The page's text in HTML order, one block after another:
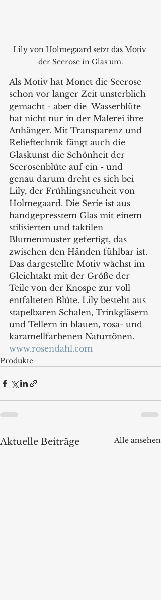
Lily von Holmegaard setzt das Motiv
der Seerose in Glas um.
Als Motiv hat Monet die Seerose
schon vor langer Zeit unsterblich
gemacht - aber die  Wasserblüte
hat nicht nur in der Malerei ihre
Anhänger. Mit Transparenz und
Relieftechnik fängt auch die
Glaskunst die Schönheit der
Seerosenblüte auf ein - und
genau darum dreht es sich bei
Lily, der Frühlingsneuheit von
Holmegaard. Die Serie ist aus
handgepresstem Glas mit einem
stilisierten und taktilen
Blumenmuster gefertigt, das
zwischen den Händen fühlbar ist.
Das dargestellte Motiv wächst im
Gleichtakt mit der Größe der
Teile von der Knospe zur voll
entfalteten Blüte. Lily besteht aus
stapelbaren Schalen, Trinkgläsern
und Tellern in blauen, rosa- und
karamellfarbenen Naturtönen.
www.rosendahl.com
Produkte
Aktuelle Beiträge Alle ansehen